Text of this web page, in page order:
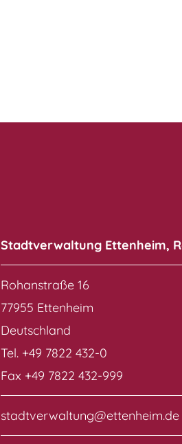
Stadtverwaltung Ettenheim,
Rohanstraße 16
77955 Ettenheim
Deutschland
Tel. +49 7822 432-0
Fax +49 7822 432-999
stadtverwaltung@ettenheim.de